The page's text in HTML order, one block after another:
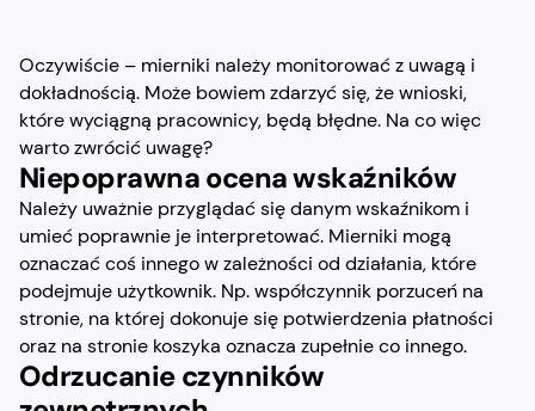
Oczywiście – mierniki należy monitorować z uwagą i
dokładnością. Może bowiem zdarzyć się, że wnioski,
które wyciągną pracownicy, będą błędne. Na co więc
warto zwrócić uwagę?
Niepoprawna ocena wskaźników
Należy uważnie przyglądać się danym wskaźnikom i
umieć poprawnie je interpretować. Mierniki mogą
oznaczać coś innego w zależności od działania, które
podejmuje użytkownik. Np. współczynnik porzuceń na
stronie, na której dokonuje się potwierdzenia płatności
oraz na stronie koszyka oznacza zupełnie co innego.
Odrzucanie czynników